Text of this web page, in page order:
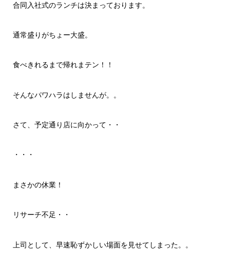
合同入社式のランチは決まっております。
通常盛りがちょー大盛。
食べきれるまで帰れまテン！！
そんなパワハラはしませんが。。
さて、予定通り店に向かって・・
・・・
まさかの休業！
リサーチ不足・・
上司として、早速恥ずかしい場面を見せてしまった。。